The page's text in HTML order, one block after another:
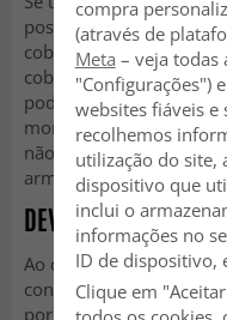
possível concluir a
cobrar ao cliente uma
cobrir custos
pode dever-se, por
momento da entrega, a
não recolha da
armazenamento
DEVOLUÇÕES
Ao devolver um tapete,
conosco primeiro para
por e-mail. É sua
compra
(através de
Meta – veja todas
"Configurações")
websites fiáveis e
recolhemos
utilização do site,
dispositivo que
inclui o
informações no
ID de dispositivo,
Clique em